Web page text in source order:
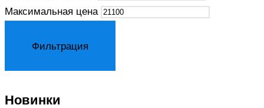
Максимальная цена
Фильтрация
Новинки